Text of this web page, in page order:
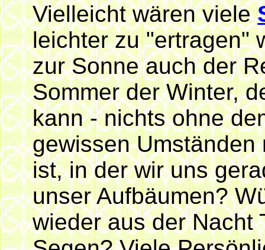
Vielleicht wären viele
leichter zu "ertragen"
zur Sonne auch der
Sommer der Winter,
kann - nichts ohne
gewissen
ist, in der wir uns
unser Aufbäumen?
wieder aus der Nacht